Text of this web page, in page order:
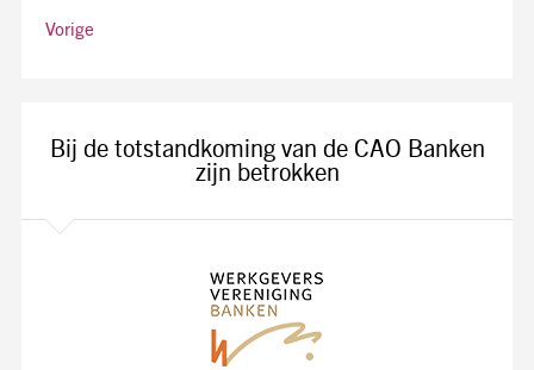
Vorige
Bij de totstandkoming van de CAO Banken
zijn betrokken